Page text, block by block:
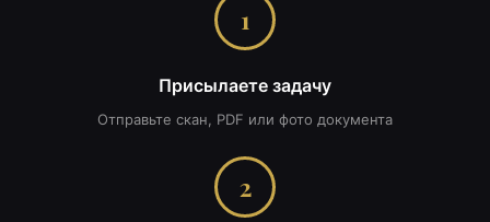
1
Присылаете задачу
Отправьте скан, PDF или фото документа
2